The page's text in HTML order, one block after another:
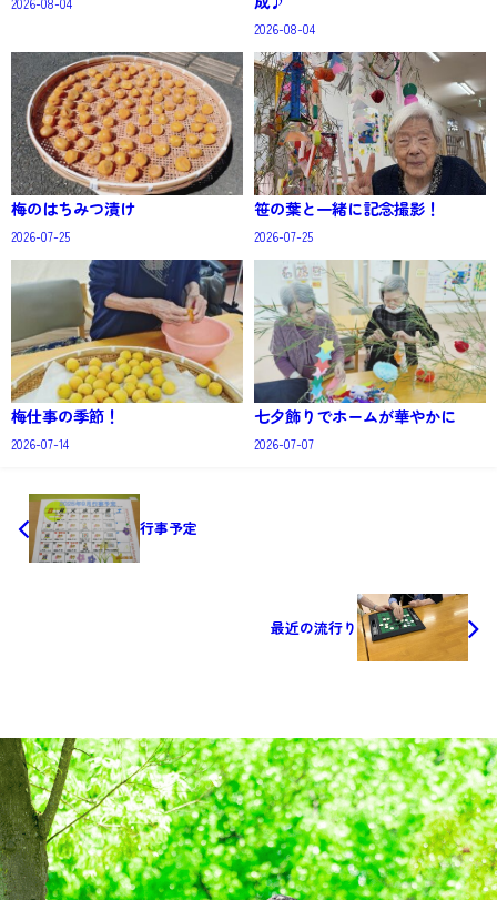
2026-08-04
梅のはちみつ漬け
2026-07-25
笹の葉と一緒に記念撮影！
2026-07-25
梅仕事の季節！
2026-07-14
七夕飾りでホームが華やかに
2026-07-07
行事予定
最近の流行り